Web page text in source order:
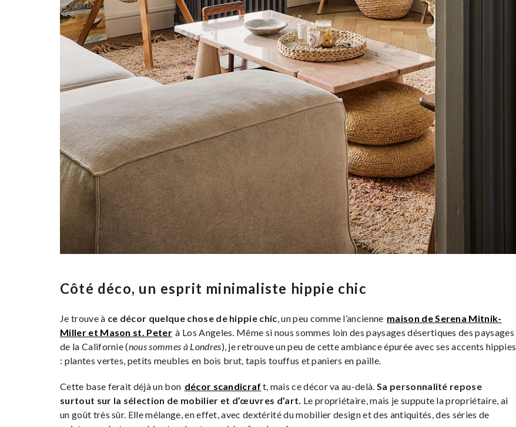
Côté déco, un esprit minimaliste hippie chic
Je trouve à ce décor quelque chose de hippie chic, un peu comme l’ancienne maison de Serena Mitnik-
Miller et Mason st. Peter à Los Angeles. Même si nous sommes loin des paysages désertiques des paysages
de la Californie (nous sommes à Londres), je retrouve un peu de cette ambiance épurée avec ses accents hippies
: plantes vertes, petits meubles en bois brut, tapis touffus et paniers en paille.
Cette base ferait déjà un bon décor scandicraf t, mais ce décor va au-delà.Sa personnalité repose
surtout sur la sélection de mobilier et d’œuvres d’art. Le propriétaire, mais je suppute la propriétaire, ai
un goût très sûr. Elle mélange, en effet, avec dextérité du mobilier design et des antiquités, des séries de